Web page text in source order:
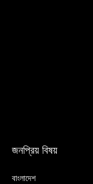
জনপ্রিয় বিষয়
বাংলাদেশ